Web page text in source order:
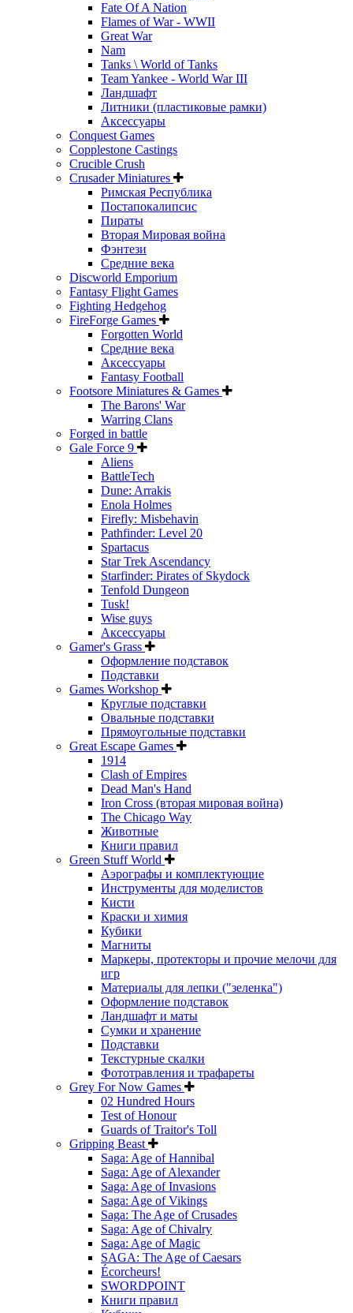
Fate Of A Nation
Flames of War - WWII
Great War
Nam
Tanks \ World of Tanks
Team Yankee - World War III
Ландшафт
Литники (пластиковые рамки)
Аксессуары
Conquest Games
Copplestone Castings
Crucible Crush
Crusader Miniatures
Римская Республика
Постапокалипсис
Пираты
Вторая Мировая война
Фэнтези
Средние века
Discworld Emporium
Fantasy Flight Games
Fighting Hedgehog
FireForge Games
Forgotten World
Средние века
Аксессуары
Fantasy Football
Footsore Miniatures & Games
The Barons' War
Warring Clans
Forged in battle
Gale Force 9
Aliens
BattleTech
Dune: Arrakis
Enola Holmes
Firefly: Misbehavin
Pathfinder: Level 20
Spartacus
Star Trek Ascendancy
Starfinder: Pirates of Skydock
Tenfold Dungeon
Tusk!
Wise guys
Аксессуары
Gamer's Grass
Оформление подставок
Подставки
Games Workshop
Круглые подставки
Овальные подставки
Прямоугольные подставки
Great Escape Games
1914
Clash of Empires
Dead Man's Hand
Iron Cross (вторая мировая война)
The Chicago Way
Животные
Книги правил
Green Stuff World
Аэрографы и комплектующие
Инструменты для моделистов
Кисти
Краски и химия
Кубики
Магниты
Маркеры, протекторы и прочие мелочи для
игр
Материалы для лепки ("зеленка")
Оформление подставок
Ландшафт и маты
Сумки и хранение
Подставки
Текстурные скалки
Фототравления и трафареты
Grey For Now Games
02 Hundred Hours
Test of Honour
Guards of Traitor's Toll
Gripping Beast
Saga: Age of Hannibal
Saga: Age of Alexander
Saga: Age of Invasions
Saga: Age of Vikings
Saga: The Age of Crusades
Saga: Age of Chivalry
Saga: Age of Magic
SAGA: The Age of Caesars
Écorcheurs!
SWORDPOINT
Книги правил